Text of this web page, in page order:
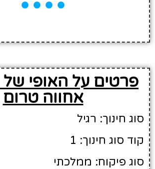
פרטים על האופי של
אחווה טרום
סוג חינוך: רגיל
קוד סוג חינוך: 1
סוג פיקוח: ממלכתי